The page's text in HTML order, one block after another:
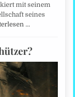
mit seinem
seines
…